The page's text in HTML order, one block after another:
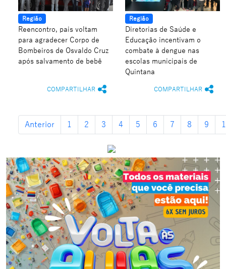
Região
Reencontro, pais voltam
para agradecer Corpo de
Bombeiros de Osvaldo Cruz
após salvamento de bebê
COMPARTILHAR
Região
Diretorias de Saúde e
Educação incentivam o
combate à dengue nas
escolas municipais de
Quintana
COMPARTILHAR
Anterior 1 2 3 4 5 6 7 8 9